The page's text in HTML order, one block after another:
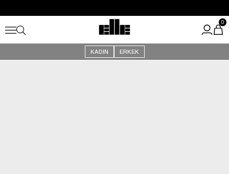
Kargo Ücretsiz!
KADIN ERKEK
0